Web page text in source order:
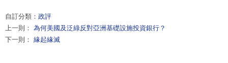
自訂分類： 政評
上一則： 為何美國及泛綠反對亞洲基礎設施投資銀行？
下一則： 緣起緣滅